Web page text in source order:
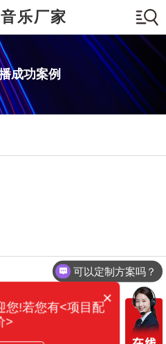
乐厂家
成功案例
可以定制方案吗？
×
您!若您有<项目配
>